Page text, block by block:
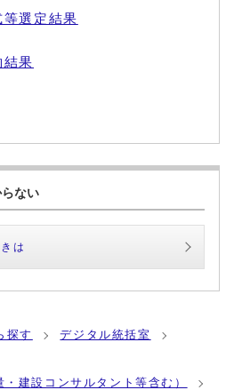
選定結果
果
ない
は
探す
デジタル統括室
建設コンサルタント等含む）